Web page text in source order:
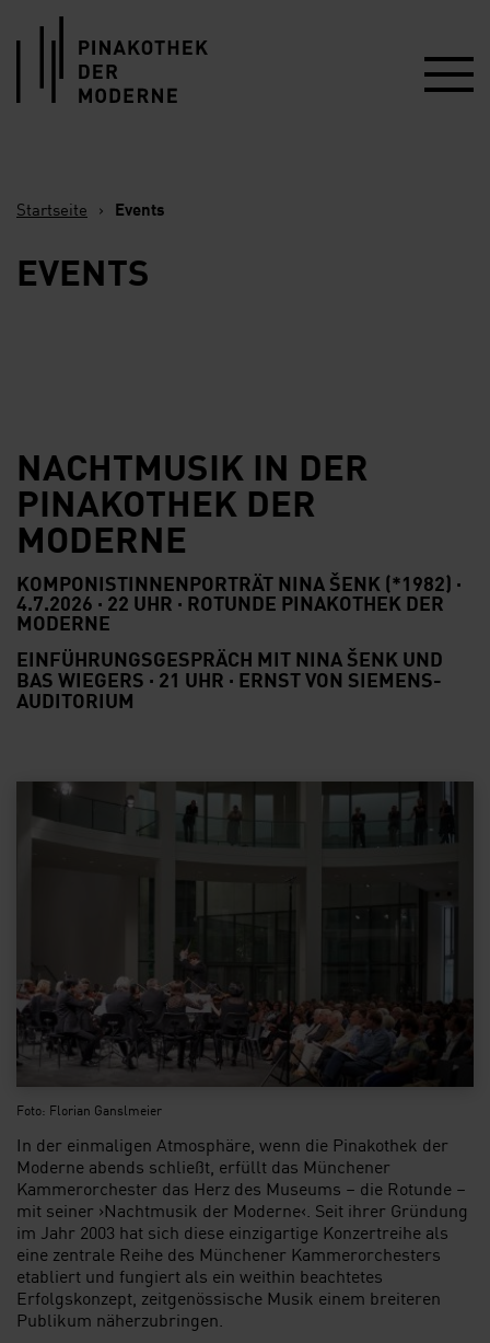
Startseite › Events
EVENTS
NACHTMUSIK IN DER
PINAKOTHEK DER
MODERNE
KOMPONISTINNENPORTRÄT NINA ŠENK (*1982) ·
4.7.2026 · 22 UHR · ROTUNDE PINAKOTHEK DER
MODERNE
EINFÜHRUNGSGESPRÄCH MIT NINA ŠENK UND
BAS WIEGERS · 21 UHR · ERNST VON SIEMENS-
AUDITORIUM
Foto: Florian Ganslmeier
In der einmaligen Atmosphäre, wenn die Pinakothek der
Moderne abends schließt, erfüllt das Münchener
Kammerorchester das Herz des Museums – die Rotunde –
mit seiner ›Nachtmusik der Moderne‹. Seit ihrer Gründung
im Jahr 2003 hat sich diese einzigartige Konzertreihe als
eine zentrale Reihe des Münchener Kammerorchesters
etabliert und fungiert als ein weithin beachtetes
Erfolgskonzept, zeitgenössische Musik einem breiteren
Publikum näherzubringen.